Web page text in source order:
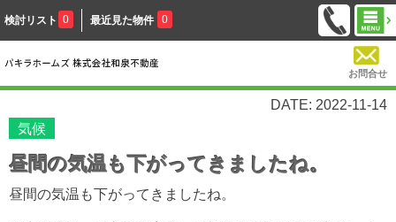
検討リスト 0 最近見た物件 0
お問合せ
DATE: 2022-11-14
気候
昼間の気温も下がってきましたね。
昼間の気温も下がってきましたね。